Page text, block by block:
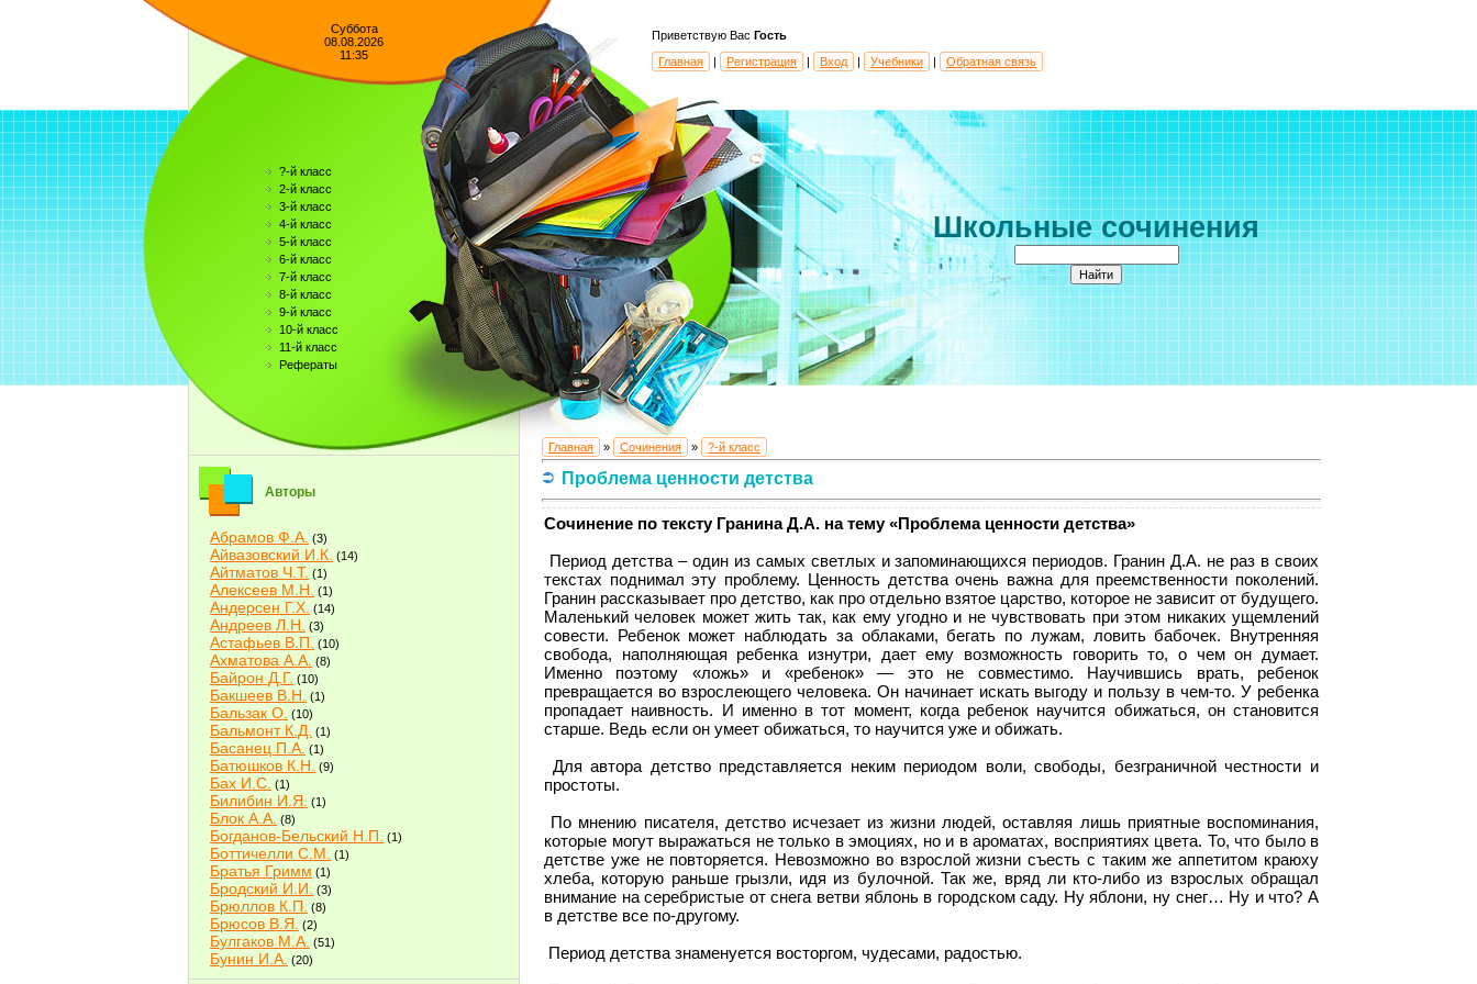
Суббота
08.08.2026
11:35
?-й класс
2-й класс
3-й класс
4-й класс
5-й класс
6-й класс
7-й класс
8-й класс
9-й класс
10-й класс
11-й класс
Рефераты
Авторы
Абрамов Ф.А. (3)
Айвазовский И.К. (14)
Айтматов Ч.Т. (1)
Алексеев М.Н. (1)
Андерсен Г.Х. (14)
Андреев Л.Н. (3)
Астафьев В.П. (10)
Ахматова А.А. (8)
Байрон Д.Г. (10)
Бакшеев В.Н. (1)
Бальзак О. (10)
Бальмонт К.Д. (1)
Басанец П.А. (1)
Батюшков К.Н. (9)
Бах И.С. (1)
Билибин И.Я. (1)
Блок А.А. (8)
Богданов-Бельский Н.П. (1)
Боттичелли С.М. (1)
Братья Гримм (1)
Бродский И.И. (3)
Брюллов К.П. (8)
Брюсов В.Я. (2)
Булгаков М.А. (51)
Бунин И.А. (20)
Быков В.В.(2)
Приветствую Вас Гость
Главная
| Регистрация | Вход | Учебники | Обратная связь
Школьные сочинения
Главная » Сочинения » ?-й класс
Проблема ценности детства
Сочинение по тексту Гранина Д.А. на тему «Проблема ценности детства»
Период детства – один из самых светлых и запоминающихся периодов. Гранин Д.А. не раз в своих
текстах поднимал эту проблему. Ценность детства очень важна для преемственности поколений.
Гранин рассказывает про детство, как про отдельно взятое царство, которое не зависит от будущего.
Маленький человек может жить так, как ему угодно и не чувствовать при этом никаких ущемлений
совести. Ребенок может наблюдать за облаками, бегать по лужам, ловить бабочек. Внутренняя
свобода, наполняющая ребенка изнутри, дает ему возможность говорить то, о чем он думает.
Именно поэтому «ложь» и «ребенок» — это не совместимо. Научившись врать, ребенок
превращается во взрослеющего человека. Он начинает искать выгоду и пользу в чем-то. У ребенка
пропадает наивность. И именно в тот момент, когда ребенок научится обижаться, он становится
старше. Ведь если он умеет обижаться, то научится уже и обижать.
Для автора детство представляется неким периодом воли, свободы, безграничной честности и
простоты.
По мнению писателя, детство исчезает из жизни людей, оставляя лишь приятные воспоминания,
которые могут выражаться не только в эмоциях, но и в ароматах, восприятиях цвета. То, что было в
детстве уже не повторяется. Невозможно во взрослой жизни съесть с таким же аппетитом краюху
хлеба, которую раньше грызли, идя из булочной. Так же, вряд ли кто-либо из взрослых обращал
внимание на серебристые от снега ветви яблонь в городском саду. Ну яблони, ну снег… Ну и что? А
в детстве все по-другому.
Период детства знаменуется восторгом, чудесами, радостью.